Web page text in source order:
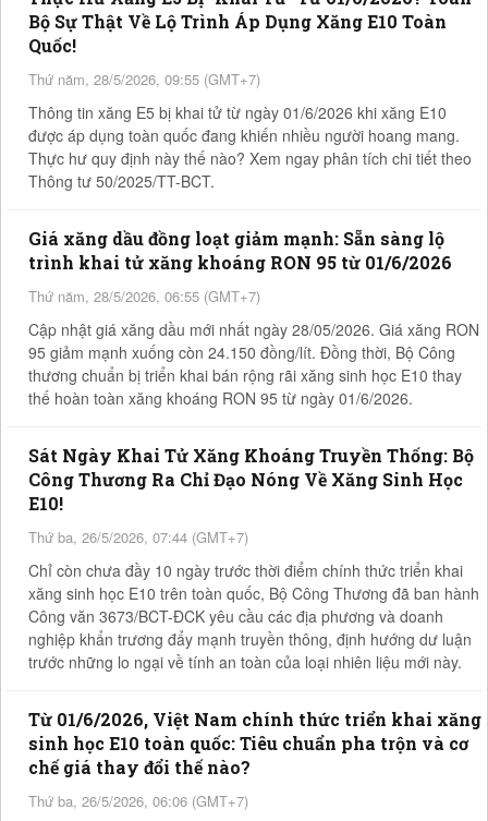
Bộ Sự Thật Về Lộ Trình Áp Dụng Xăng E10 Toàn
Quốc!
Thứ năm, 28/5/2026, 09:55 (GMT+7)
Thông tin xăng E5 bị khai tử từ ngày 01/6/2026 khi xăng E10
được áp dụng toàn quốc đang khiến nhiều người hoang mang.
Thực hư quy định này thế nào? Xem ngay phân tích chi tiết theo
Thông tư 50/2025/TT-BCT.
Giá xăng dầu đồng loạt giảm mạnh: Sẵn sàng lộ
trình khai tử xăng khoáng RON 95 từ 01/6/2026
Thứ năm, 28/5/2026, 06:55 (GMT+7)
Cập nhật giá xăng dầu mới nhất ngày 28/05/2026. Giá xăng RON
95 giảm mạnh xuống còn 24.150 đồng/lít. Đồng thời, Bộ Công
thương chuẩn bị triển khai bán rộng rãi xăng sinh học E10 thay
thế hoàn toàn xăng khoáng RON 95 từ ngày 01/6/2026.
Sát Ngày Khai Tử Xăng Khoáng Truyền Thống: Bộ
Công Thương Ra Chỉ Đạo Nóng Về Xăng Sinh Học
E10!
Thứ ba, 26/5/2026, 07:44 (GMT+7)
Chỉ còn chưa đầy 10 ngày trước thời điểm chính thức triển khai
xăng sinh học E10 trên toàn quốc, Bộ Công Thương đã ban hành
Công văn 3673/BCT-ĐCK yêu cầu các địa phương và doanh
nghiệp khẩn trương đẩy mạnh truyền thông, định hướng dư luận
trước những lo ngại về tính an toàn của loại nhiên liệu mới này.
Từ 01/6/2026, Việt Nam chính thức triển khai xăng
sinh học E10 toàn quốc: Tiêu chuẩn pha trộn và cơ
chế giá thay đổi thế nào?
Thứ ba, 26/5/2026, 06:06 (GMT+7)